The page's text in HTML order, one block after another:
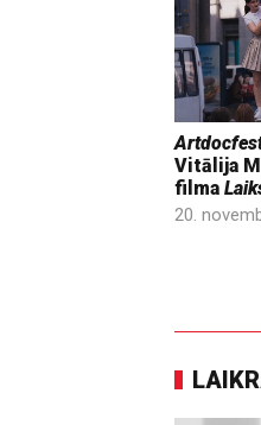
Vitālija
filma
20.